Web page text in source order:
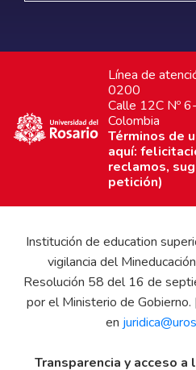
Línea de
0200
Calle 12C Nº
Colombia
Términos de
aquí:
reclamos,
petición)
Institución de education
vigilancia del
Resolución 58 del 16 de
por el Ministerio de
en
Transparencia y acceso